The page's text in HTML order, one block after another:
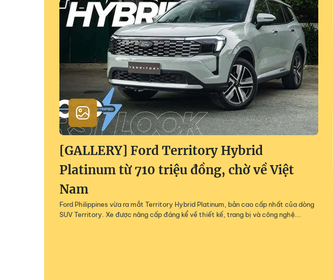
[GALLERY] Ford Territory Hybrid
Platinum từ 710 triệu đồng, chờ về Việt
Nam
Ford Philippines vừa ra mắt Territory Hybrid Platinum, bản cao cấp nhất của dòng
SUV Territory. Xe được nâng cấp đáng kể về thiết kế, trang bị và công nghệ...